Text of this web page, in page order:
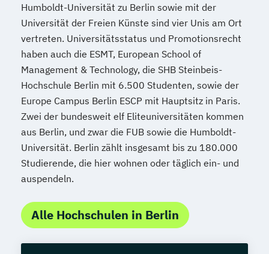
Humboldt-Universität zu Berlin sowie mit der
Universität der Freien Künste sind vier Unis am Ort
vertreten. Universitätsstatus und Promotionsrecht
haben auch die ESMT, European School of
Management & Technology, die SHB Steinbeis-
Hochschule Berlin mit 6.500 Studenten, sowie der
Europe Campus Berlin ESCP mit Hauptsitz in Paris.
Zwei der bundesweit elf Eliteuniversitäten kommen
aus Berlin, und zwar die FUB sowie die Humboldt-
Universität. Berlin zählt insgesamt bis zu 180.000
Studierende, die hier wohnen oder täglich ein- und
auspendeln.
Alle Hochschulen in Berlin